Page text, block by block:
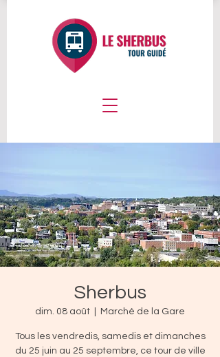
Sherbus
dim. 08 août Marché de la Gare
Tous les vendredis, samedis et dimanches
du 25 juin au 25 septembre, ce tour de ville